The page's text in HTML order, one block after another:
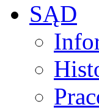
SĄD